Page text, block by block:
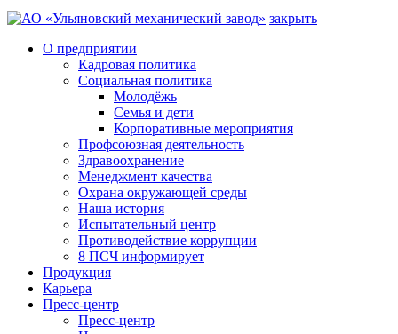
закрыть
О предприятии
Кадровая политика
Социальная политика
Молодёжь
Семья и дети
Корпоративные мероприятия
Профсоюзная деятельность
Здравоохранение
Менеджмент качества
Охрана окружающей среды
Наша история
Испытательный центр
Противодействие коррупции
8 ПСЧ информирует
Продукция
Карьера
Пресс-центр
Пресс-центр